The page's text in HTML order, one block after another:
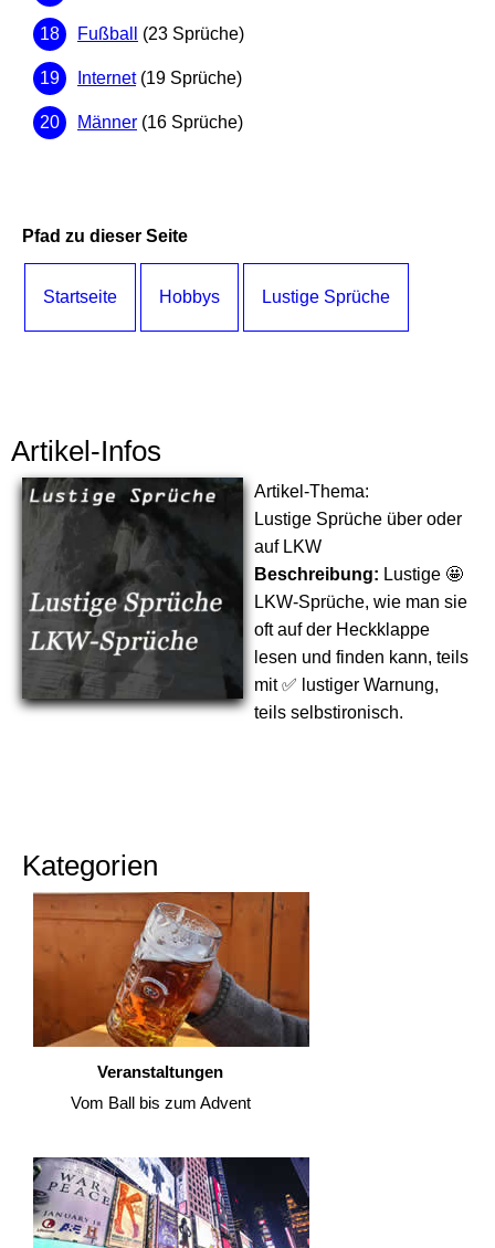
Fußball (23 Sprüche)
Internet(19 Sprüche)
Männer (16 Sprüche)
Pfad zu dieser Seite
Startseite Hobbys Lustige Sprüche
Artikel-Infos
Artikel-Thema:
Lustige Sprüche über oder
auf LKW
Beschreibung: Lustige 🤩
LKW-Sprüche, wie man sie
oft auf der Heckklappe
lesen und finden kann, teils
mit ✅ lustiger Warnung,
teils selbstironisch.
Kategorien
Veranstaltungen
Vom Ball bis zum Advent